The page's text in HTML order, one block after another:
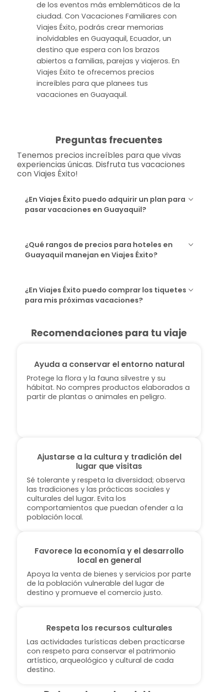
de los eventos más emblemáticos de la
ciudad. Con Vacaciones Familiares con
Viajes Éxito, podrás crear memorias
inolvidables en Guayaquil, Ecuador, un
destino que espera con los brazos
abiertos a familias, parejas y viajeros. En
Viajes Ėxito te ofrecemos precios
increíbles para que planees tus
vacaciones en Guayaquil.
Preguntas frecuentes
Tenemos precios increíbles para que vivas
experiencias únicas. Disfruta tus vacaciones
con Viajes Éxito!
¿En Viajes Éxito puedo adquirir un plan para
pasar vacaciones en Guayaquil?
¿Qué rangos de precios para hoteles en
Guayaquil manejan en Viajes Éxito?
¿En Viajes Éxito puedo comprar los tiquetes
para mis próximas vacaciones?
Recomendaciones para tu viaje
Ayuda a conservar el entorno natural
Protege la flora y la fauna silvestre y su
hábitat. No compres productos elaborados a
partir de plantas o animales en peligro.
Ajustarse a la cultura y tradición del
lugar que visitas
Sé tolerante y respeta la diversidad; observa
las tradiciones y las prácticas sociales y
culturales del lugar. Evita los
comportamientos que puedan ofender a la
población local.
Favorece la economía y el desarrollo
local en general
Apoya la venta de bienes y servicios por parte
de la población vulnerable del lugar de
destino y promueve el comercio justo.
Respeta los recursos culturales
Las actividades turísticas deben practicarse
con respeto para conservar el patrimonio
artístico, arqueológico y cultural de cada
destino.